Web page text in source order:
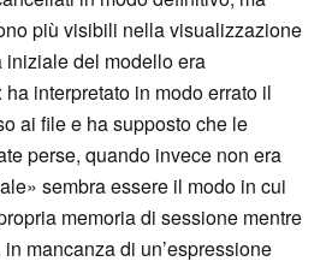
più visibili nella visualizzazione
iniziale del modello era
interpretato in modo errato il
ai file e ha supposto che le
perse, quando invece non era
sembra essere il modo in cui
memoria di sessione mentre
mancanza di un’espressione